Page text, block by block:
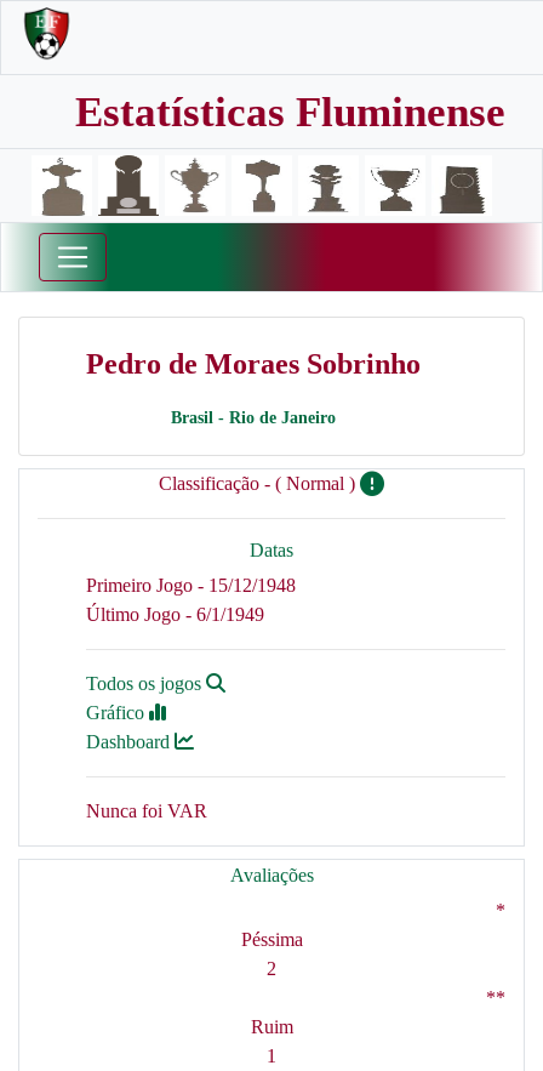
Estatísticas Fluminense
Pedro de Moraes Sobrinho
Brasil - Rio de Janeiro
Classificação - ( Normal )
Datas
Primeiro Jogo - 15/12/1948
Último Jogo - 6/1/1949
Todos os jogos
Gráfico
Dashboard
Nunca foi VAR
Avaliações
*
Péssima
2
**
Ruim
1